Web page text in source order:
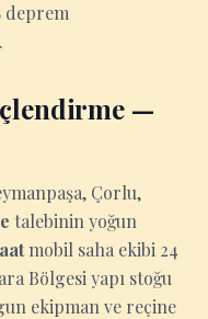
deprem
—
Çorlu,
talebinin yoğun
mobil saha ekibi 24
Bölgesi yapı stoğu
ekipman ve reçine